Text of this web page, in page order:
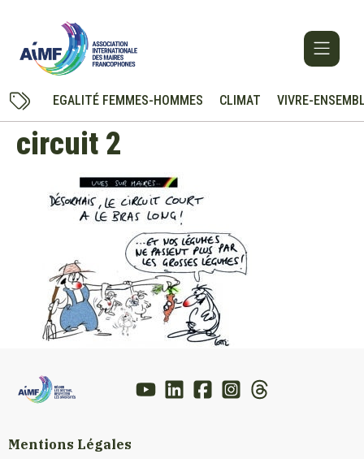
EGALITÉ FEMMES-HOMMES CLIMAT VIVRE-
circuit 2
Mentions Légales